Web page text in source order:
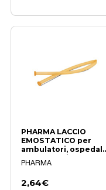
PHARMA LACCIO
EMOSTATICO per
ambulatori, ospedali
e laboratori
PHARMA
2,64€